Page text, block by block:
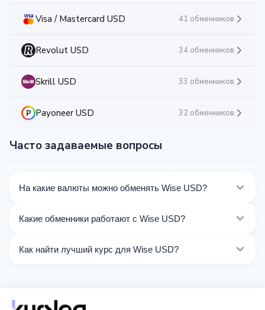
Visa / Mastercard USD 41 обменников
Revolut USD 34 обменников
Skrill USD 33 обменников
Payoneer USD 32 обменников
Часто задаваемые вопросы
На какие валюты можно обменять Wise USD?
USD. Выберите нужное направление из списка на
Какие обменники работают с Wise USD?
операции с Wise USD.
Как найти лучший курс для Wise USD?
реальном времени.